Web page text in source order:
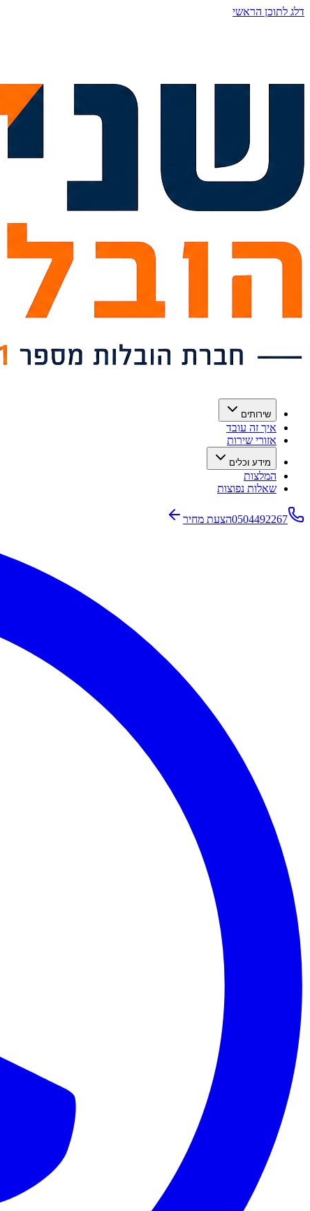
דלג לתוכן הראשי
שירותים
איך זה עובד
אזורי שירות
מידע וכלים
המלצות
שאלות נפוצות
0504492267הצעת מחיר